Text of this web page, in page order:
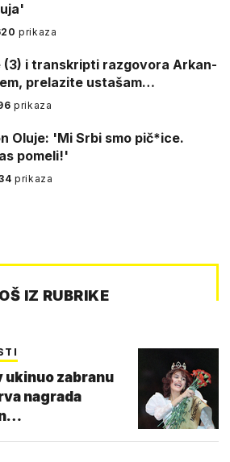
prikaza
(3) i transkripti razgovora Arkan-
prelazite ustašam…
prikaza
Oluje: 'Mi Srbi smo pič*ice.
pomeli!'
prikaza
IZ RUBRIKE
ukinuo zabranu